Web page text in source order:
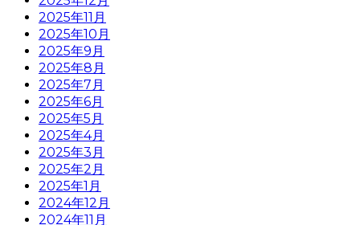
2025年11月
2025年10月
2025年9月
2025年8月
2025年7月
2025年6月
2025年5月
2025年4月
2025年3月
2025年2月
2025年1月
2024年12月
2024年11月